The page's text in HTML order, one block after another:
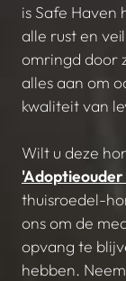
is Safe Haven
alle rust en
omringd door
alles aan om
kwaliteit van
Wilt u deze
thuisroedel-
ons om de
opvang te
hebben.